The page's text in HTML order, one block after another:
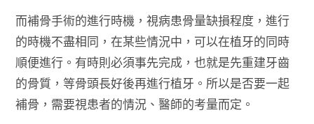
而補骨手術的進行時機，視病患骨量缺損程度，進行
的時機不盡相同，在某些情況中，可以在植牙的同時
順便進行。有時則必須事先完成，也就是先重建牙齒
的骨質，等骨頭長好後再進行植牙。所以是否要一起
補骨，需要視患者的情況、醫師的考量而定。